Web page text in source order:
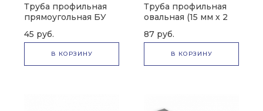
Труба профильная
прямоугольная БУ
мм)
45 руб.
В КОРЗИНУ
Труба профильная
овальная (15 мм х 2
87 руб.
В КОРЗИНУ